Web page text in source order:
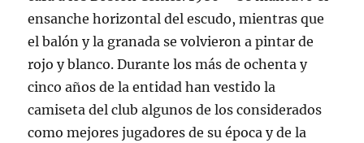
ensanche horizontal del escudo, mientras que
el balón y la granada se volvieron a pintar de
rojo y blanco. Durante los más de ochenta y
cinco años de la entidad han vestido la
camiseta del club algunos de los considerados
como mejores jugadores de su época y de la